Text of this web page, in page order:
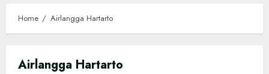
Home Airlangga Hartarto
Airlangga Hartarto